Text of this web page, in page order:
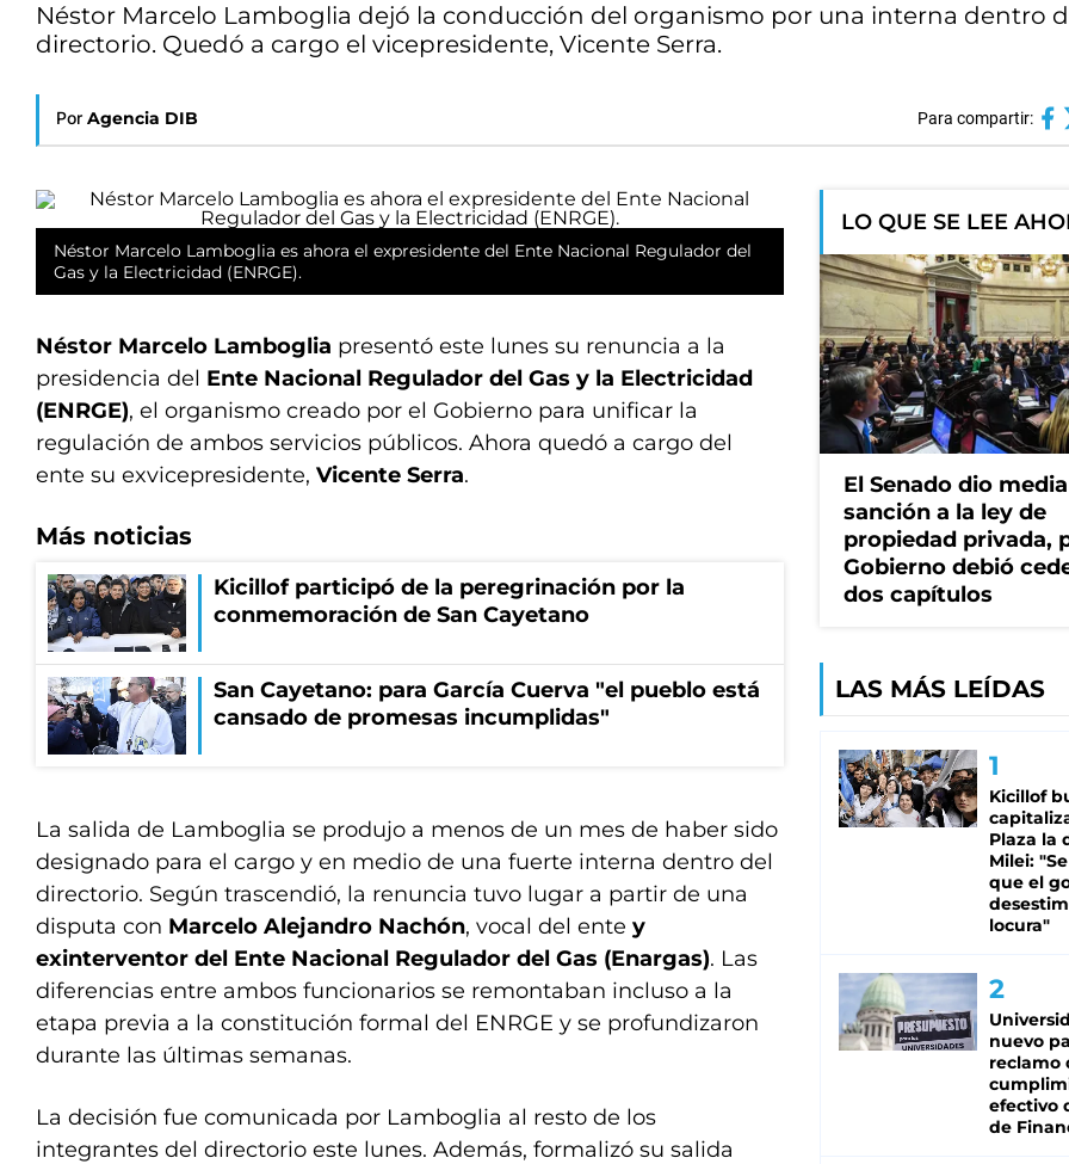
Néstor Marcelo Lamboglia dejó la conducción del organismo por una interna dentro
directorio. Quedó a cargo el vicepresidente, Vicente Serra.
Por Agencia DIB Para compartir:
Néstor Marcelo Lamboglia es ahora el expresidente del Ente Nacional Regulador del
Gas y la Electricidad (ENRGE).
Néstor Marcelo Lamboglia presentó este lunes su renuncia a la
presidencia del Ente Nacional Regulador del Gas y la Electricidad
(ENRGE), el organismo creado por el Gobierno para unificar la
regulación de ambos servicios públicos. Ahora quedó a cargo del
ente su exvicepresidente, Vicente Serra.
Más noticias
Kicillof participó de la peregrinación por la
conmemoración de San Cayetano
San Cayetano: para García Cuerva "el pueblo está
cansado de promesas incumplidas"
La salida de Lamboglia se produjo a menos de un mes de haber sido
designado para el cargo y en medio de una fuerte interna dentro del
directorio. Según trascendió, la renuncia tuvo lugar a partir de una
disputa con Marcelo Alejandro Nachón, vocal del ente y
exinterventor del Ente Nacional Regulador del Gas (Enargas). Las
diferencias entre ambos funcionarios se remontaban incluso a la
etapa previa a la constitución formal del ENRGE y se profundizaron
durante las últimas semanas.
La decisión fue comunicada por Lamboglia al resto de los
integrantes del directorio este lunes. Además, formalizó su salida
LO QUE SE LEE
El Senado dio media
sanción a la ley de
propiedad privada,
Gobierno debió
dos capítulos
LAS MÁS LEÍDAS
Kicillof
Plaza la
Milei:
que el
locura"
nuevo
reclamo
efectivo
de